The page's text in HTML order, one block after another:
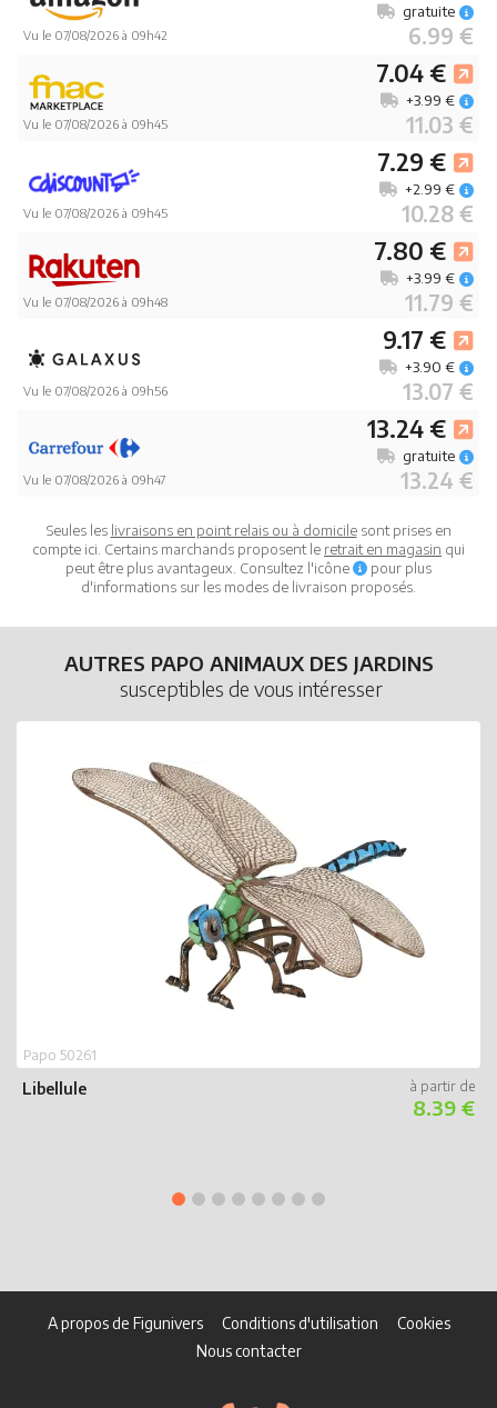
Vu le 07/08/2026 à 09h42 6.99 €
gratuite
Vu le 07/08/2026 à 09h45
7.04 €
11.03 €
+3.99 €
Vu le 07/08/2026 à 09h45
7.29 €
10.28 €
+2.99 €
Vu le 07/08/2026 à 09h48
7.80 €
11.79 €
+3.99 €
Vu le 07/08/2026 à 09h56
9.17 €
13.07 €
+3.90 €
Vu le 07/08/2026 à 09h47
13.24 €
13.24 €
gratuite
Seules les livraisons en point relais ou à domicilesont prises en
compte ici. Certains marchands proposent le retrait en magasin qui
peut être plus avantageux. Consultez l'icône
pour plus
d'informations sur les modes de livraison proposés.
AUTRES PAPO ANIMAUX DES JARDINS
susceptibles de vous intéresser
Libellule
Papo 50261
8.39 €
A propos de Figunivers Conditions d'utilisation
Cookies
Nous contacter